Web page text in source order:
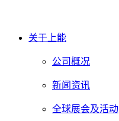
关于上能
公司概况
新闻资讯
全球展会及活动